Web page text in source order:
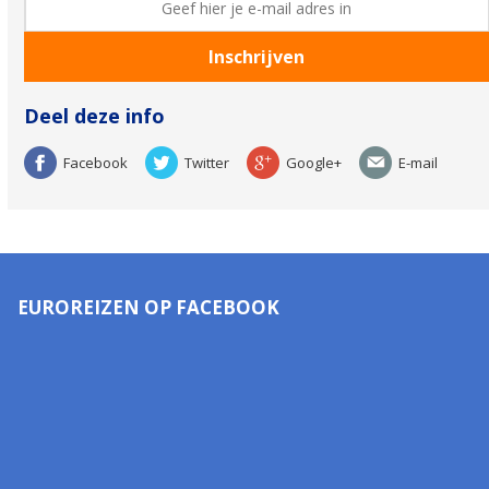
Deel deze info
Facebook Twitter Google+ E-mail
EUROREIZEN OP FACEBOOK